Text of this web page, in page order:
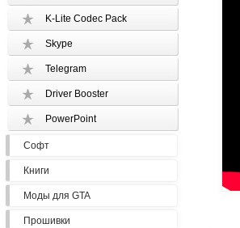
K-Lite Codec Pack
Skype
Telegram
Driver Booster
PowerPoint
Софт
Книги
Моды для GTA
Прошивки